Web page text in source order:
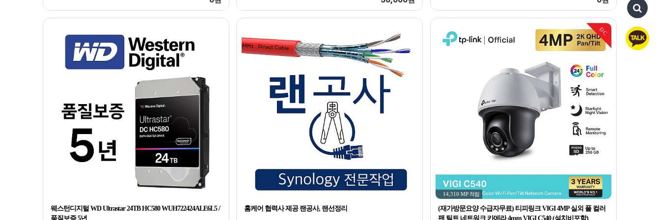
웨스턴디지털 WD Ultrastar 24TB HC580 WUH722424ALE6L5 /
품질보증 5년
홈케어 협력사 제공 랜공사, 랜선정리
DC
14,310 MP적립
(재가방문요양 수급자무료) 티피링크 VIGI 4MP 실외 풀 컬러
팬 틸트 네트워크 카메라 4mm VIGI C540 (설치비포함)